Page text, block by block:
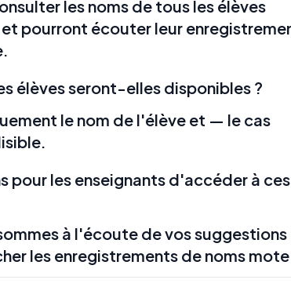
les noms de tous les élèves
pourront écouter leur
élèves seront-elles disponibles ?
le nom de l'élève et — le cas
les enseignants d'accéder à ces
à l'écoute de vos suggestions
les enregistrements de noms mote